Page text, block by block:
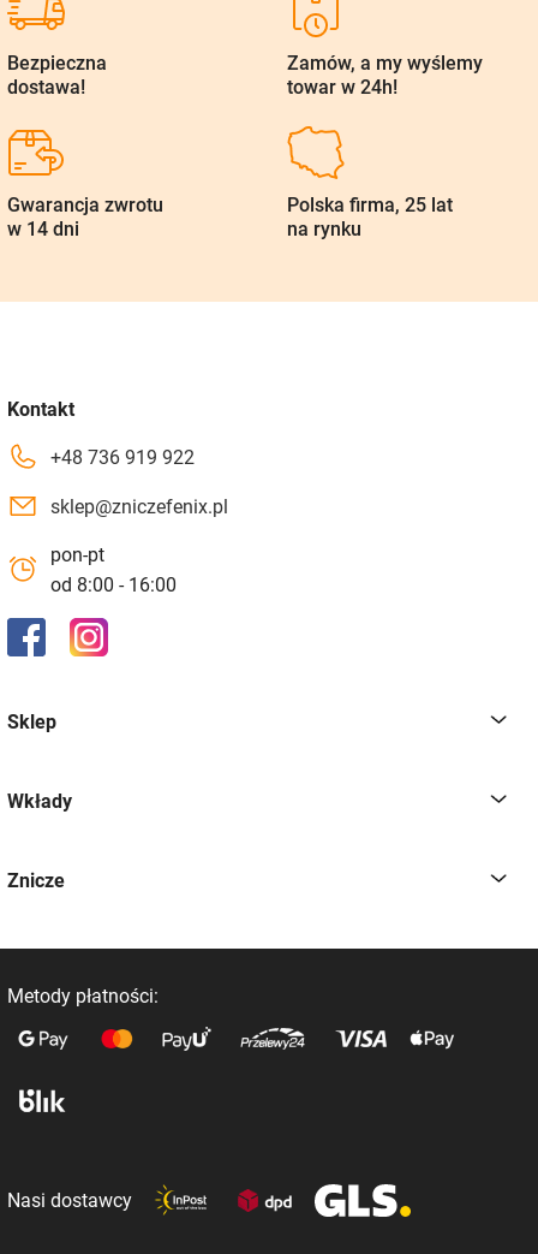
Bezpieczna
dostawa!
Zamów, a my wyślemy
towar w 24h!
Gwarancja zwrotu
w 14 dni
Polska firma, 25 lat
na rynku
Kontakt
+48 736 919 922
sklep@zniczefenix.pl
pon-pt
od 8:00 - 16:00
Sklep
Wkłady
Znicze
Metody płatności:
Nasi dostawcy